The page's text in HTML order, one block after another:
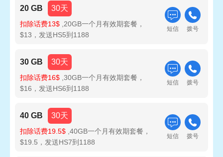
20 GB 30天
扣除话费13$ ,20GB一个月有效期套餐，
$13，发送HS5到1188
短信 拨号
30 GB 30天
扣除话费16$ ,30GB一个月有效期套餐，
$16，发送HS6到1188
短信 拨号
40 GB 30天
扣除话费19.5$ ,40GB一个月有效期套餐，
$19.5，发送HS7到1188
短信 拨号